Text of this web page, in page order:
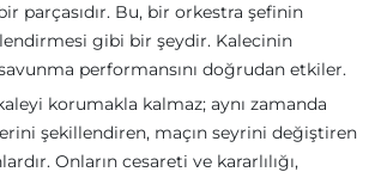
parçasıdır. Bu, bir orkestra şefinin
gibi bir şeydir. Kalecinin
performansını doğrudan etkiler.
korumakla kalmaz; aynı zamanda
şekillendiren, maçın seyrini değiştiren
Onların cesareti ve kararlılığı,